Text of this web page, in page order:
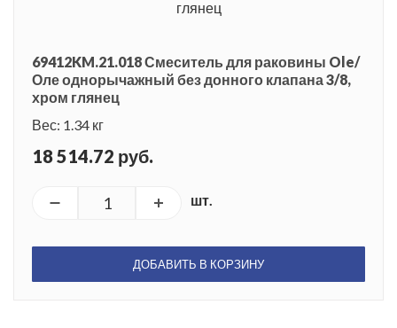
69412KM.21.018 Смеситель для раковины Ole/
Оле однорычажный без донного клапана 3/8,
хром глянец
Вес: 1.34 кг
18 514.72 руб.
шт.
ДОБАВИТЬ В КОРЗИНУ